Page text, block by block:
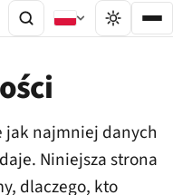
jak najmniej danych
Niniejsza strona
dlaczego, kto